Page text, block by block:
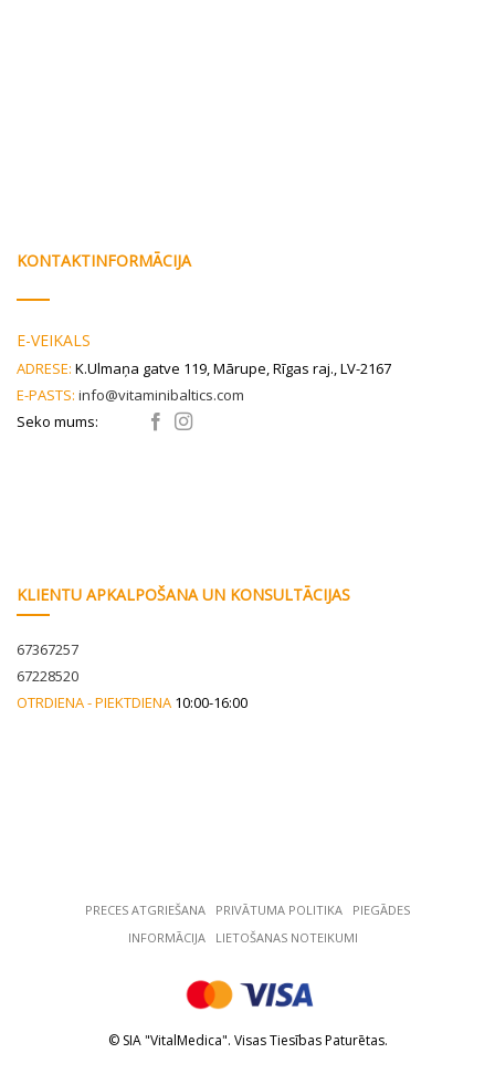
PRECES ATGRIEŠANA РRIVĀTUMA POLITIKA
PIEGĀDES
INFORMĀCIJA
LIETOŠANAS NOTEIKUMI
© SIA "VitalMedica". Visas Tiesības Paturētas.
KONTAKTINFORMĀCIJA
E-VEIKALS
ADRESE: K.Ulmaņa gatve 119, Mārupe, Rīgas raj., LV-2167
E-PASTS: info@vitaminibaltics.com
Seko mums:
KLIENTU APKALPOŠANA UN KONSULTĀCIJAS
67367257
67228520
OTRDIENA - PIEKTDIENA 10:00-16:00